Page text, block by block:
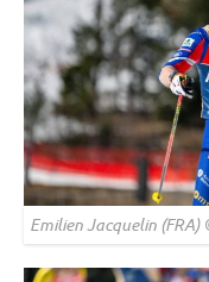
Emilien Jacquelin